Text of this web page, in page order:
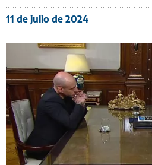
11 de julio de 2024